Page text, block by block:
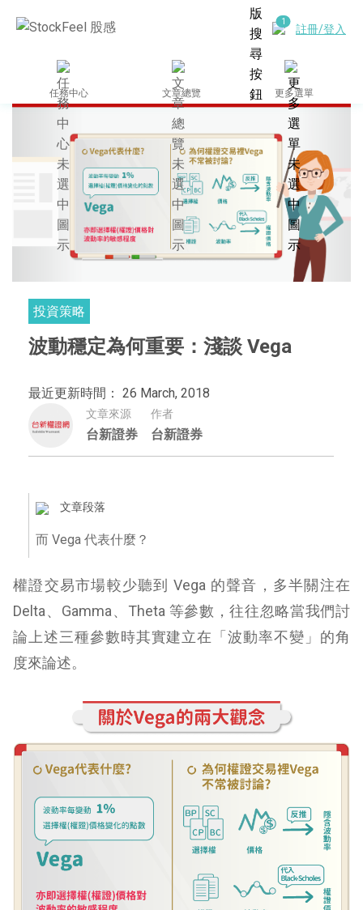
註冊/登入
任務中心 文章總覽 更多選單
投資策略
波動穩定為何重要：淺談 Vega
最近更新時間： 26 March, 2018
文章來源
台新證券
作者
台新證券
文章段落
而 Vega 代表什麼？
權證交易市場較少聽到 Vega 的聲音，多半關注在
Delta、Gamma、Theta 等參數，往往忽略當我們討
論上述三種參數時其實建立在「波動率不變」的角
度來論述。